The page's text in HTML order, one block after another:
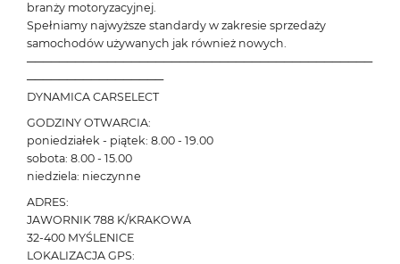
branży motoryzacyjnej.
Spełniamy najwyższe standardy w zakresie sprzedaży
samochodów używanych jak również nowych.
───────────────────────────────────────────
─────────────────
DYNAMICA CARSELECT
GODZINY OTWARCIA:
poniedziałek - piątek: 8.00 - 19.00
sobota: 8.00 - 15.00
niedziela: nieczynne
ADRES:
JAWORNIK 788 K/KRAKOWA
32-400 MYŚLENICE
LOKALIZACJA GPS: